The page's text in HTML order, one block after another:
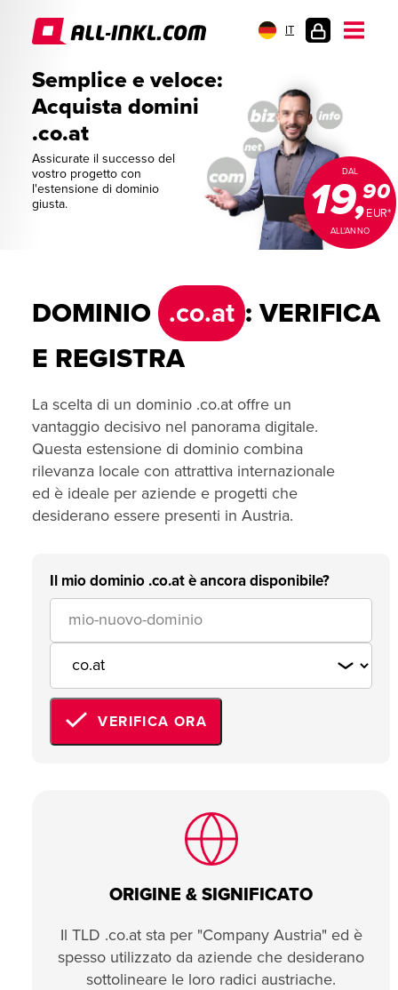
IT
Semplice e veloce:
Acquista domini
.co.at
Assicurate il successo del
vostro progetto con
l'estensione di dominio
giusta.
DAL
19,EUR*
90
ALL'ANNO
DOMINIO .co.at : VERIFICA
E REGISTRA
La scelta di un dominio .co.at offre un
vantaggio decisivo nel panorama digitale.
Questa estensione di dominio combina
rilevanza locale con attrattiva internazionale
ed è ideale per aziende e progetti che
desiderano essere presenti in Austria.
Il mio dominio .co.at è ancora disponibile?
VERIFICA ORA
ORIGINE & SIGNIFICATO
Il TLD .co.at sta per "Company Austria" ed è
spesso utilizzato da aziende che desiderano
sottolineare le loro radici austriache.